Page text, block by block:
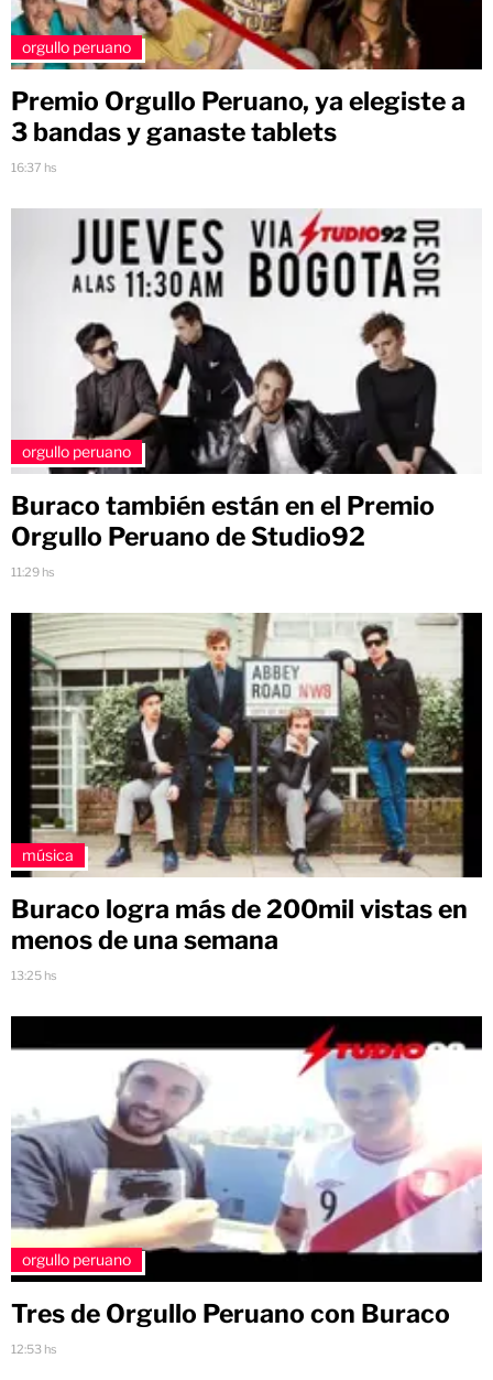
orgullo peruano
Premio Orgullo Peruano, ya elegiste a
3 bandas y ganaste tablets
16:37 hs
orgullo peruano
Buraco también están en el Premio
Orgullo Peruano de Studio92
11:29 hs
música
Buraco logra más de 200mil vistas en
menos de una semana
13:25 hs
orgullo peruano
Tres de Orgullo Peruano con Buraco
12:53 hs